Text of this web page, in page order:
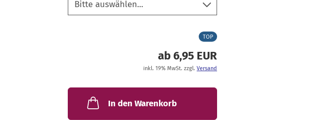
TOP
ab 6,95 EUR
inkl. 19% MwSt. zzgl. Versand
In den Warenkorb